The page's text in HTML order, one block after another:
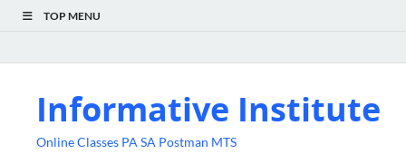
TOP MENU
Informative Institute
Online Classes PA SA Postman MTS